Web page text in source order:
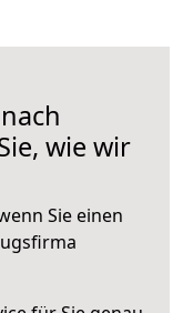
wie wir
Sie einen